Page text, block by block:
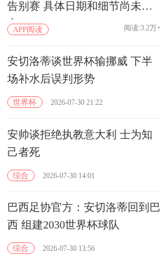
告别赛 具体日期和细节尚未敲
定APP阅读 阅读:3.2万+
安切洛蒂谈世界杯输挪威 下半
场补水后误判形势
世界杯 2026-07-30 21:22
安帅谈拒绝执教意大利 士为知
己者死
综合 2026-07-30 14:01
巴西足协官方：安切洛蒂回到巴
西 组建2030世界杯球队
综合 2026-07-30 13:56